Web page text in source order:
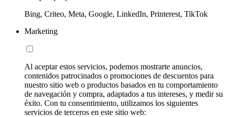
Bing, Criteo, Meta, Google, LinkedIn, Printerest, TikTok
Marketing
Al aceptar estos servicios, podemos mostrarte anuncios,
contenidos patrocinados o promociones de descuentos para
nuestro sitio web o productos basados en tu comportamiento
de navegación y compra, adaptados a tus intereses, y medir su
éxito. Con tu consentimiento, utilizamos los siguientes
servicios de terceros en este sitio web: